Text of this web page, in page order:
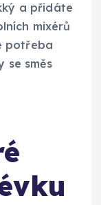
a přidáte
mixérů
potřeba
se směs